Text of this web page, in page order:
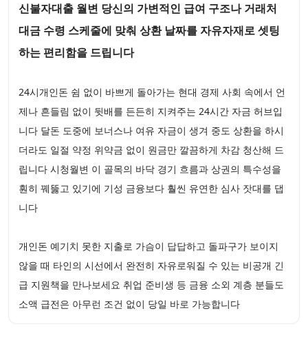
신불자대출 월변 당신의 가변적인 급여 구조나 거래처
대금 수령 스케줄에 맞춰 상환 날짜를 자유자재로 셋팅
하는 편리함을 드립니다
24시개인돈 쉼 없이 바쁘게 돌아가는 현대 경제 사회 속에서 언
제나 흔들림 없이 뒷배를 든든히 지켜주는 24시간 자금 허브입
니다 달돈 도중에 보너스나 여유 자금이 생겨 중도 상환을 하시
더라도 일절 약정 위약금 없이 원금만 깔끔하게 차감 청산해 드
립니다 시청월변 이 골목의 바닥 경기 흐름과 상권의 특수성을
훤히 꿰뚫고 있기에 기성 금융보다 훨씬 유연한 심사 잣대를 댑
니다
개인돈 예기치 못한 지출로 가슴이 답답하고 돌파구가 보이지
않을 때 타인의 시선에서 완전히 자유로워질 수 있는 비공개 긴
급 지원책을 만나보세요 취업 준비생 등 금융 소외 계층 분들도
소액 급전은 아무런 조건 없이 당일 바로 가능합니다